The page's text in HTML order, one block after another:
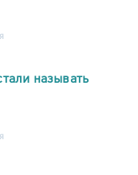
называть